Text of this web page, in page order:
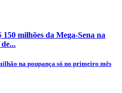
milhões da Mega-Sena na
na poupança só no primeiro mês